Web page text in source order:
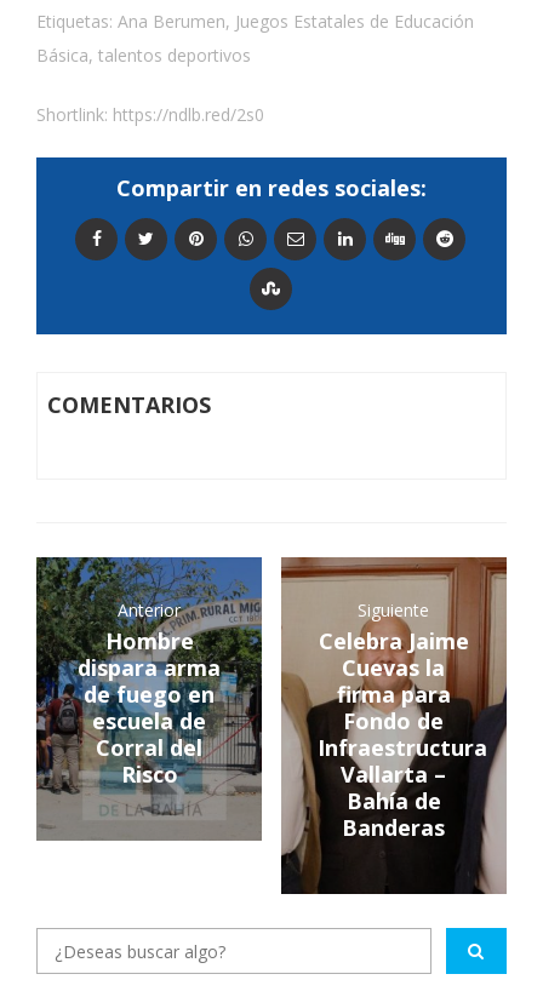
Etiquetas: Ana Berumen, Juegos Estatales de Educación
Básica, talentos deportivos
Shortlink: https://ndlb.red/2s0
Compartir en redes sociales:
COMENTARIOS
Anterior
Hombre
dispara arma
de fuego en
escuela de
Corral del
Risco
Siguiente
Celebra Jaime
Cuevas la
firma para
Fondo de
Infraestructura
Vallarta –
Bahía de
Banderas